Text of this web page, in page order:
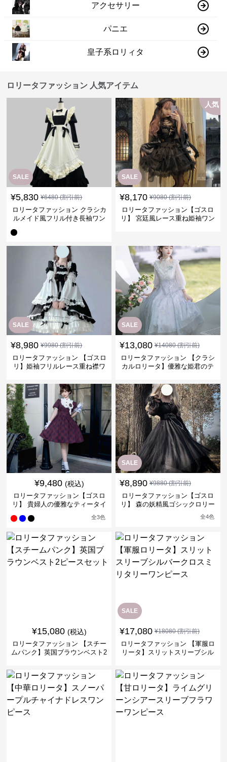
アクセサリー
パニエ
皇子系ロリィタ
ロリータファッション 人気アイテム
SALE
¥5,830 ¥6480(割引前)
ロリータファッション クラシカ
ルメイド風フリル付き長袖ワン
SALE
人気
¥8,170 ¥9080(割引前)
ロリータファッション【ゴスロ
リ】 宮廷風レース重ね姫袖ワン
SALE
¥8,980 ¥9980(割引前)
ロリータファッション 【ゴスロ
リ】姫袖フリルレース重ね襟ワ
SALE
¥13,080 ¥14080(割引前)
ロリータファッション 【クラシ
カルロリータ】優雅な姫君のテ
¥9,480 (税込)
ロリータファッション【ゴスロ
リ】 貴婦人の優雅なティータイ
全3色
SALE
¥8,890 ¥9880(割引前)
ロリータファッション【ゴスロ
リ】 森の妖精風ゴシックロリー
全4色
¥15,080 (税込)
ロリータファッション 【スチー
ムパンク】英国ブラウンベスト2
SALE
¥17,080 ¥18080(割引前)
ロリータファッション 【軍服ロ
リータ】スリットスリーブシル